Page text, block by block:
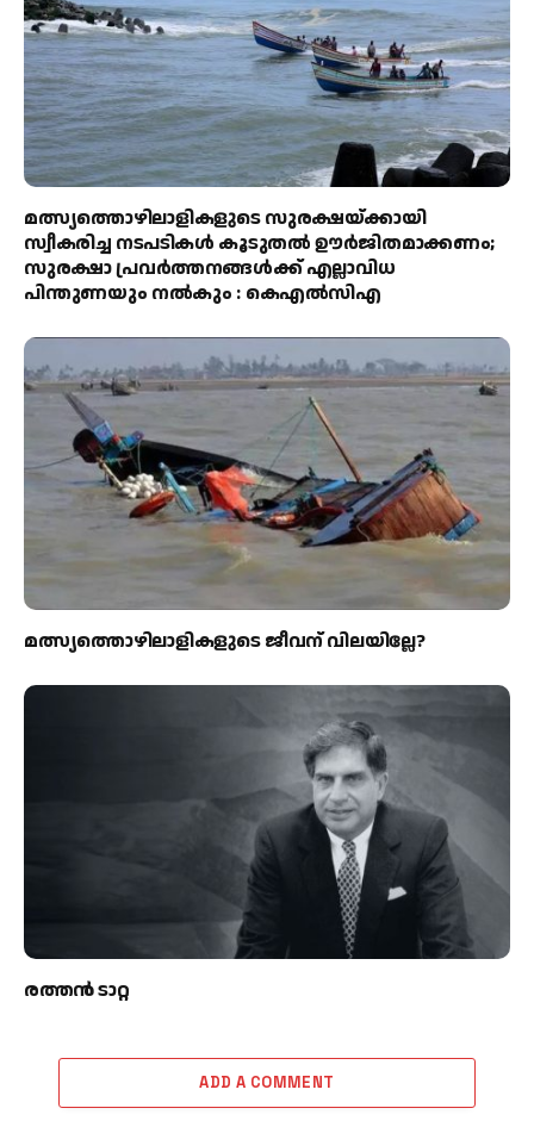
മത്സ്യത്തൊഴിലാളികളുടെ സുരക്ഷയ്ക്കായി
സ്വീകരിച്ച നടപടികൾ കൂടുതൽ ഊർജിതമാക്കണം;
സുരക്ഷാ പ്രവർത്തനങ്ങൾക്ക് എല്ലാവിധ
പിന്തുണയും നൽകും : കെഎൽസിഎ
മത്സ്യത്തൊഴിലാളികളുടെ ജീവന് വിലയില്ലേ?
രത്തന്‍ ടാറ്റ
ADD A COMMENT